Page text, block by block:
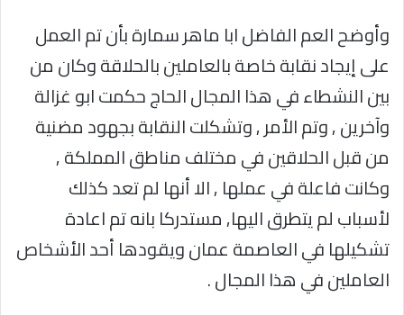
وأوضح العم الفاضل ابا ماهر سمارة بأن تم العمل
على إيجاد نقابة خاصة بالعاملين بالحلاقة وكان من
بين النشطاء في هذا المجال الحاج حكمت ابو غزالة
وآخرين , وتم الأمر , وتشكلت النقابة بجهود مضنية
من قبل الحلاقين في مختلف مناطق المملكة ,
وكانت فاعلة في عملها , الا أنها لم تعد كذلك
لأسباب لم يتطرق اليها, مستدركا بانه تم اعادة
تشكيلها في العاصمة عمان ويقودها أحد الأشخاص
العاملين في هذا المجال .